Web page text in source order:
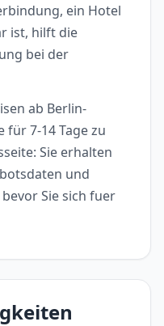
ein Hotel
ist, hilft die
bei der
ab Berlin-
7-14 Tage zu
Sie erhalten
und
Sie sich fuer